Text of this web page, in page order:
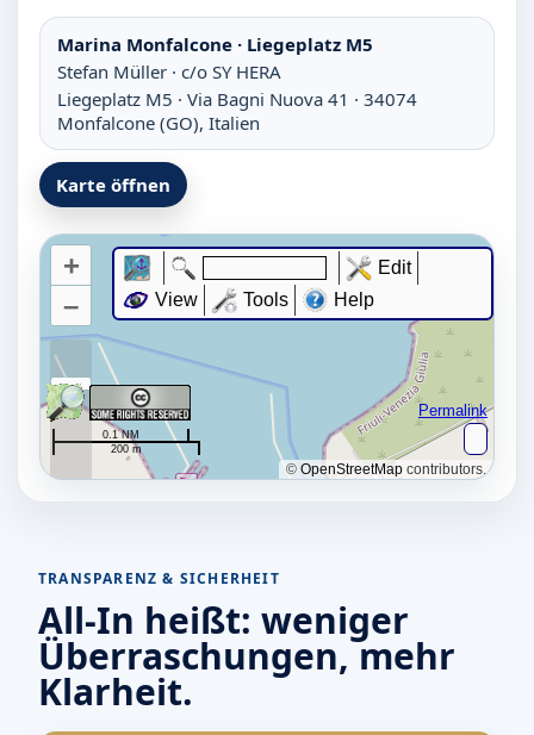
Marina Monfalcone · Liegeplatz M5
Stefan Müller · c/o SY HERA
Liegeplatz M5 · Via Bagni Nuova 41 · 34074
Monfalcone (GO), Italien
Karte öffnen
TRANSPARENZ & SICHERHEIT
All-In heißt: weniger
Überraschungen, mehr
Klarheit.